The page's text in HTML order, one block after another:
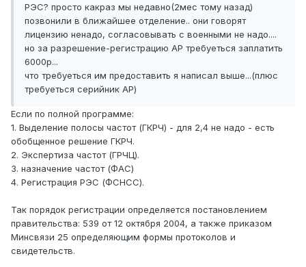
РЭС? просто какраз мы недавно(2мес тому назад)
позвонили в ближайшее отделение.. они говорят
лицензию ненадо, согласовывать с военными не надо....
но за разрешение-регистрацию АР требуеться заплатить
6000р...
что требуеться им предоставить я написал выше...(плюс
требуеться серийник АР)
Если по полной программе:
1. Выделение полосы частот (ГКРЧ) - для 2,4 не надо - есть
обобщенное решение ГКРЧ.
2. Экспертиза частот (ГРЧЦ).
3. назначение частот (ФАС)
4. Регистрация РЭС (ФСНСС).
Так порядок регистрации определяется постановлением
правительства: 539 от 12 октября 2004, а также приказом
Минсвязи 25 определяющим формы протоколов и
свидетельств.